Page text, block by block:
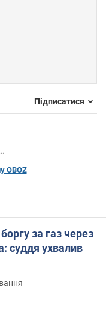
Підписатися
OBOZ
за газ через
суддя ухвалив